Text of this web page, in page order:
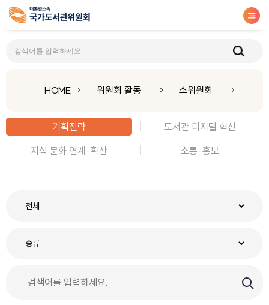
HOME 위원회 활동 소위원회
기획전략
도서관 디지털 혁신
지식 문화 연계·확산
소통·홍보